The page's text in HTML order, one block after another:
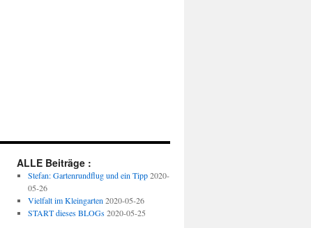
ALLE Beiträge :
Stefan: Gartenrundflug und ein Tipp 2020-
05-26
Vielfalt im Kleingarten 2020-05-26
START dieses BLOGs 2020-05-25